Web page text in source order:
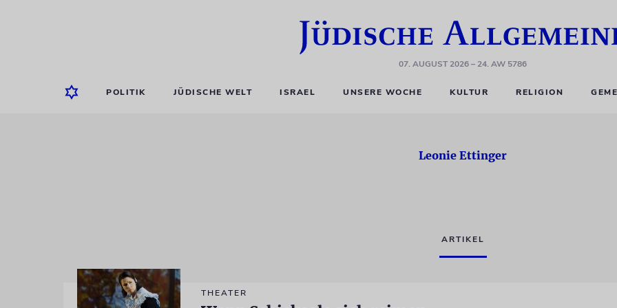
07. AUGUST 2026– 24. AW 5786
POLITIK JÜDISCHE WELT ISRAEL UNSERE WOCHE KULTUR RELIGION
Leonie Ettinger
ARTIKEL
THEATER